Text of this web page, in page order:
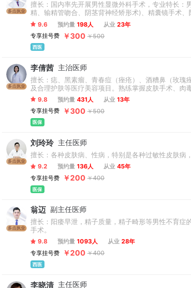
多点执业
擅长：国内率先开展男性显微外科手术，专业特长：
精、输精管吻合、阴茎背神经矫形术)、精囊镜手术、
9.6 预约量 198人 从业 23年
专享挂号费
￥300 ￥500
西医
多点执业
李倩茜 主治医师
擅长：痣、黑素瘤、青春痘（痤疮）、酒糟鼻（玫
及合理护肤等医疗美容项目。熟练掌握皮肤手术、肉
9.8 预约量 431人 从业 13年
专享挂号费
￥300 ￥500
医保
多点执业
刘玲玲 主任医师
擅长：各种皮肤病、性病，特别是各种过敏性皮肤病
9.2 预约量 136人 从业 45年
专享挂号费
￥200 ￥400
医保
多点执业
翁迈 副主任医师
擅长：阳痿早泄，精子质量，精子畸形等男性不育
手术。
9.8 预约量 1093人 从业 28年
专享挂号费
￥200 ￥400
西医
李晓清 主任医师